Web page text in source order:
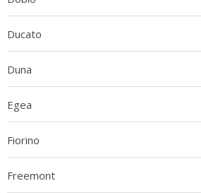
Ducato
Duna
Egea
Fiorino
Freemont